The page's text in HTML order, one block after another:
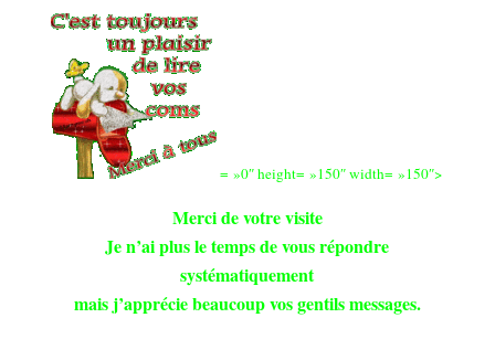
= »0″ height= »150″ width= »150″>
Merci de votre visite
Je n’ai plus le temps de vous répondre
systématiquement
mais j’apprécie beaucoup vos gentils messages.